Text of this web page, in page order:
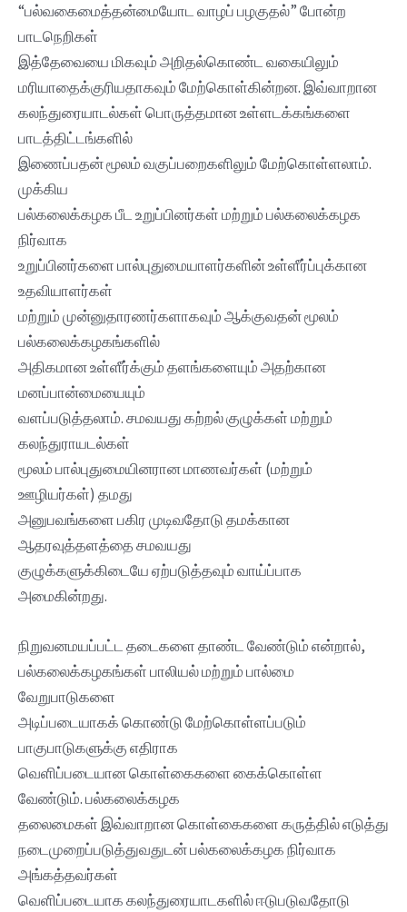
“பல்வகைமைத்தன்மையோட வாழப் பழகுதல்” போன்ற
பாடநெறிகள்
இத்தேவையை மிகவும் அறிதல்கொண்ட வகையிலும்
மரியாதைக்குரியதாகவும் மேற்கொள்கின்றன. இவ்வாறான
கலந்துரையாடல்கள் பொருத்தமான உள்ளடக்கங்களை
பாடத்திட்டங்களில்
இணைப்பதன் மூலம் வகுப்பறைகளிலும் மேற்கொள்ளலாம்.
முக்கிய
பல்கலைக்கழக பீட உறுப்பினர்கள் மற்றும் பல்கலைக்கழக
நிர்வாக
உறுப்பினர்களை பால்புதுமையாளர்களின் உள்ளீர்ப்புக்கான
உதவியாளர்கள்
மற்றும் முன்னுதாரணர்களாகவும் ஆக்குவதன் மூலம்
பல்கலைக்கழகங்களில்
அதிகமான உள்ளீர்க்கும் தளங்களையும் அதற்கான
மனப்பான்மையையும்
வளப்படுத்தலாம். சமவயது கற்றல் குழுக்கள் மற்றும்
கலந்துராயடல்கள்
மூலம் பால்புதுமையினரான மாணவர்கள் (மற்றும்
ஊழியர்கள்) தமது
அனுபவங்களை பகிர முடிவதோடு தமக்கான
ஆதரவுத்தளத்தை சமவயது
குழுக்களுக்கிடையே ஏற்படுத்தவும் வாய்ப்பாக
அமைகின்றது.
நிறுவனமயப்பட்ட தடைகளை தாண்ட வேண்டும் என்றால்,
பல்கலைக்கழகங்கள் பாலியல் மற்றும் பால்மை
வேறுபாடுகளை
அடிப்படையாகக் கொண்டு மேற்கொள்ளப்படும்
பாகுபாடுகளுக்கு எதிராக
வெளிப்படையான கொள்கைகளை கைக்கொள்ள
வேண்டும். பல்கலைக்கழக
தலைமைகள் இவ்வாறான கொள்கைகளை கருத்தில் எடுத்து
நடைமுறைப்படுத்துவதுடன் பல்கலைக்கழக நிர்வாக
அங்கத்தவர்கள்
வெளிப்படையாக கலந்துரையாடகளில் ஈடுபடுவதோடு